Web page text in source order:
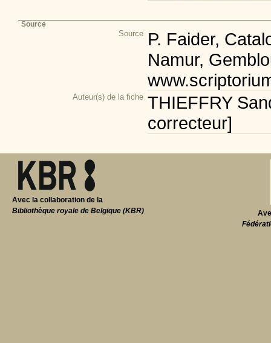
Source
Source P. Faider,
Namur,
Auteur(s) de la fiche THIEFFRY
correcteur]
Avec la collaboration de la
Bibliothèque royale de Belgique (KBR)